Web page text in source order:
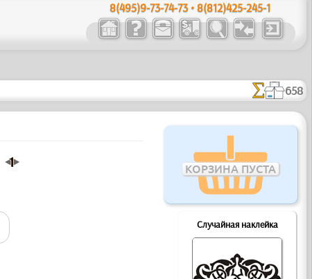
8(495)9-73-74-73 • 8(812)425-245-1
658
КОРЗИНА ПУСТА
Случайная наклейка